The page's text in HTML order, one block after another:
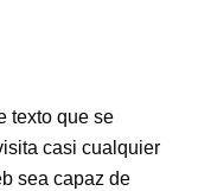
texto que se
casi cualquier
sea capaz de